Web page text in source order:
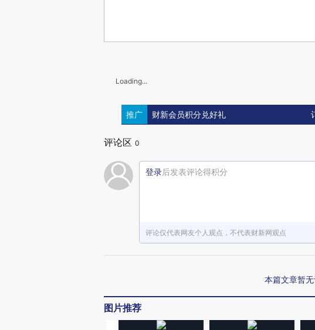
Loading...
推广 财新会员积分兑好礼
评论区 0
登录后发表评论得积分
评论仅代表网友个人观点，不代表财新网观点
本篇文章暂
图片推荐